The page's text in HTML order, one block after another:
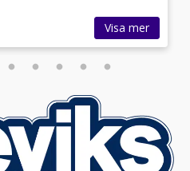
Visa mer